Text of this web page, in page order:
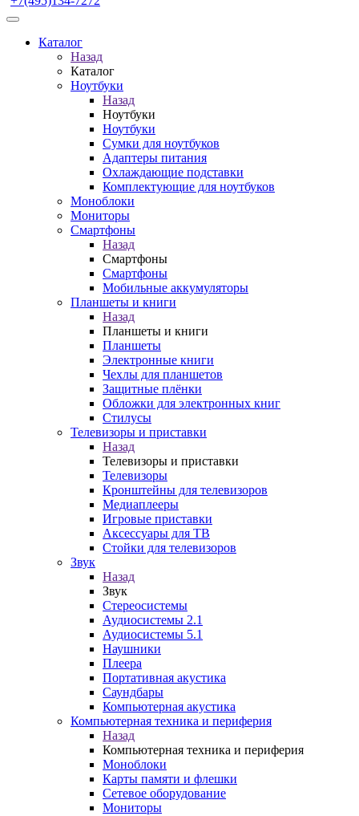
Каталог
Назад
Каталог
Ноутбуки
Назад
Ноутбуки
Ноутбуки
Сумки для ноутбуков
Адаптеры питания
Охлаждающие подставки
Комплектующие для ноутбуков
Моноблоки
Мониторы
Смартфоны
Назад
Смартфоны
Смартфоны
Мобильные аккумуляторы
Планшеты и книги
Назад
Планшеты и книги
Планшеты
Электронные книги
Чехлы для планшетов
Защитные плёнки
Обложки для электронных книг
Стилусы
Телевизоры и приставки
Назад
Телевизоры и приставки
Телевизоры
Кронштейны для телевизоров
Медиаплееры
Игровые приставки
Аксессуары для ТВ
Стойки для телевизоров
Звук
Назад
Звук
Стереосистемы
Аудиосистемы 2.1
Аудиосистемы 5.1
Наушники
Плеера
Портативная акустика
Саундбары
Компьютерная акустика
Компьютерная техника и периферия
Назад
Компьютерная техника и периферия
Моноблоки
Карты памяти и флешки
Сетевое оборудование
Мониторы